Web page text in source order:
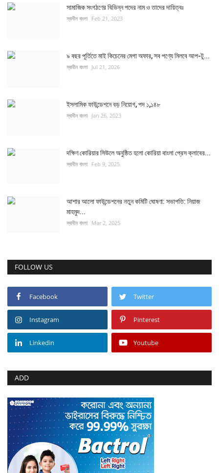
সামাজিক সংগঠণের বিভিন্ন পদের নাম ও তাদের দায়িত্বঃ
স্বাধীন বাংলা Feb 21, 2023
৯ বছর পূর্তিতে মাই কিচেনের মেগা অফার, সব পণ্যে মিলবে আপ-টু...
স্বাধীন বাংলা Jul 21, 2026
ইসলামিক ফাউন্ডেশনে বড় নিয়োগ, পদ ১,১৪৮
স্বাধীন বাংলা Jan 26, 2023
দক্ষিণ কোরিয়ার সিউলে অনুষ্ঠিত হলো কোরিয়া বাংলা প্রেস ক্লাবের...
স্বাধীন বাংলা Feb 9, 2025
আশার আলো ফাউন্ডেশনের নতুন কমিটি ঘোষণা: সভাপতি: নিয়াজ
মাহমুদ...
স্বাধীন বাংলা Mar 2, 2025
FOLLOW US
Facebook Twitter
Instagram Pinterest
Linkedin Youtube
ADD